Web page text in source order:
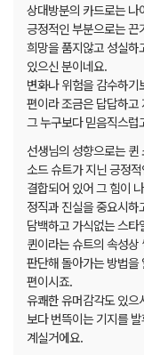
상대방분의 카드로는 나
긍정적인 부분으로는 끈
희망을 품지않고 성실하
있으신 분이네요.
변화나 위험을 감수하
편이라 조금은 답답하고
그 누구보다 믿음직스럽
선생님의 성향으로는 퀸
소드 슈트가 지닌 긍정
결합되어 있어 그 힘이
정직과 진실을 중요시
담백하고 가식없는 스
퀸이라는 슈트의 속성
판단해 돌아가는 방법을
편이시죠.
유쾌한 유머감각도 있으
보다 번뜩이는 기지를
계실거에요.